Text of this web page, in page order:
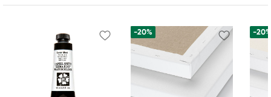
info@colart.se
-20% -